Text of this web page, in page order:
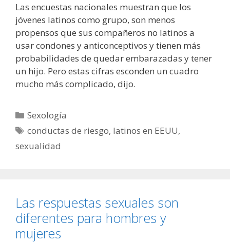
Las encuestas nacionales muestran que los
jóvenes latinos como grupo, son menos
propensos que sus compañeros no latinos a
usar condones y anticonceptivos y tienen más
probabilidades de quedar embarazadas y tener
un hijo. Pero estas cifras esconden un cuadro
mucho más complicado, dijo.
Categorías
Sexología
Etiquetas
conductas de riesgo, latinos en EEUU,
sexualidad
Las respuestas sexuales son
diferentes para hombres y
mujeres